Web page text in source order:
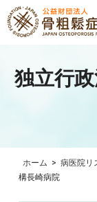
独立行
ホーム > 病医院リ
構長崎病院